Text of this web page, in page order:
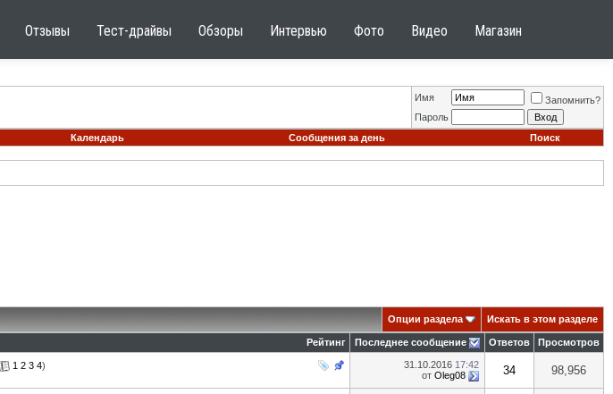
Отзывы Тест-драйвы Обзоры Интервью Фото Видео Магазин
Имя
Запомнить?
Пароль
Календарь Сообщения за день Поиск
Опции раздела Искать в этом разделе
Рейтинг Последнее сообщение Ответов Просмотров
1 2 3 4)
31.10.2016 17:42
от Oleg08 34 98,956